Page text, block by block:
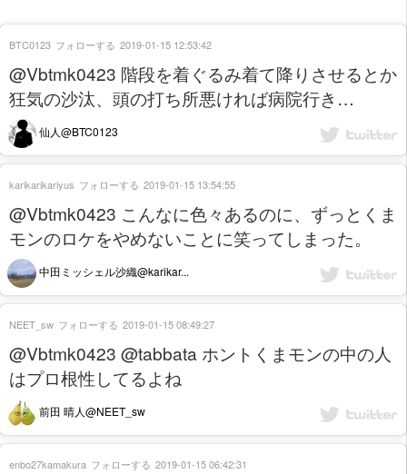
@Vbtmk0423 階段を着ぐるみ着て降りさせるとか
狂気の沙汰、頭の打ち所悪ければ病院行き…
仙人@BTC0123
BTC0123 フォローする 2019-01-15 12:53:42
@Vbtmk0423 こんなに色々あるのに、ずっとくま
モンのロケをやめないことに笑ってしまった。
中田ミッシェル沙織@karikar...
karikarikariyus フォローする 2019-01-15 13:54:55
@Vbtmk0423 @tabbata ホントくまモンの中の人
はプロ根性してるよね
前田 晴人@NEET_sw
NEET_sw フォローする 2019-01-15 08:49:27
enbo27kamakura フォローする 2019-01-15 06:42:31